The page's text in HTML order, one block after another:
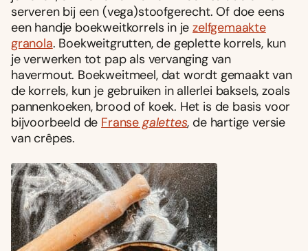
serveren bij een (vega)stoofgerecht. Of doe eens
een handje boekweitkorrels in jezelfgemaakte
granola. Boekweitgrutten, de geplette korrels, kun
je verwerken tot pap als vervanging van
havermout. Boekweitmeel, dat wordt gemaakt van
de korrels, kun je gebruiken in allerlei baksels, zoals
pannenkoeken, brood of koek. Het is de basis voor
bijvoorbeeld de Fransegalettes, de hartige versie
van crêpes.